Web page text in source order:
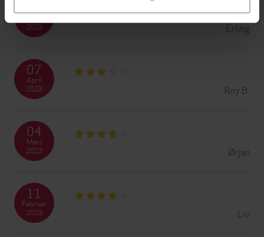
Erling
2023
Roy B.
07
April
2023
Ørjan
04
Mars
2023
Liv
11
Februar
2023